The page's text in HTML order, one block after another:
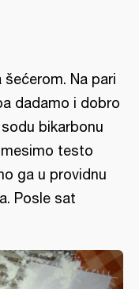
Na pari
dadamo i dobro
bikarbonu
testo
ga u providnu
Posle sat